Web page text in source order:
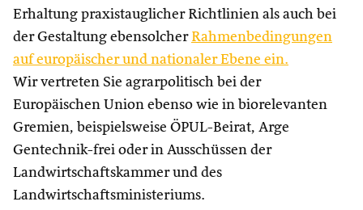
Erhaltung praxistauglicher Richtlinien als auch bei
der Gestaltung ebensolcher Rahmenbedingungen
auf europäischer und nationaler Ebene ein.
Wir vertreten Sie agrarpolitisch bei der
Europäischen Union ebenso wie in biorelevanten
Gremien, beispielsweise ÖPUL-Beirat, Arge
Gentechnik-frei oder in Ausschüssen der
Landwirtschaftskammer und des
Landwirtschaftsministeriums.